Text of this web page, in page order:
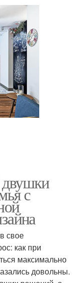
двушки
с
свое
как при
максимально
довольны.